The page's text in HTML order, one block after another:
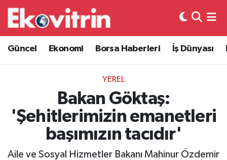
Güncel Ekonomi Borsa Haberleri İş Dünyası
YEREL
Bakan Göktaş:
'Şehitlerimizin emanetleri
başımızın tacıdır'
Aile ve Sosyal Hizmetler Bakanı Mahinur Özdemir
Güncel
Ekonomi
Borsa Haberleri
İş Dünyası
Lojistik
Hava Durumu
Trafik Durumu
Süper Lig Puan Durumu ve Fikstür
Tüm Manşetler
Son Dakika Haberleri